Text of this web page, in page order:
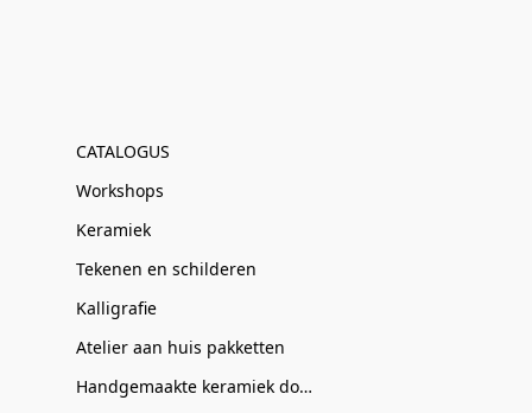
CATALOGUS
Workshops
Keramiek
Tekenen en schilderen
Kalligrafie
Atelier aan huis pakketten
Handgemaakte keramiek door Clay-Obscuur